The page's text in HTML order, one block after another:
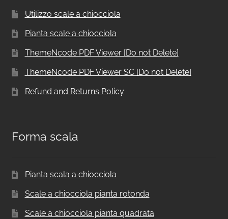
Utilizzo scale a chiocciola
Pianta scale a chiocciola
ThemeNcode PDF Viewer [Do not Delete]
ThemeNcode PDF Viewer SC [Do not Delete]
Refund and Returns Policy
Forma scala
Pianta scala a chiocciola
Scale a chiocciola pianta rotonda
Scale a chiocciola pianta quadrata